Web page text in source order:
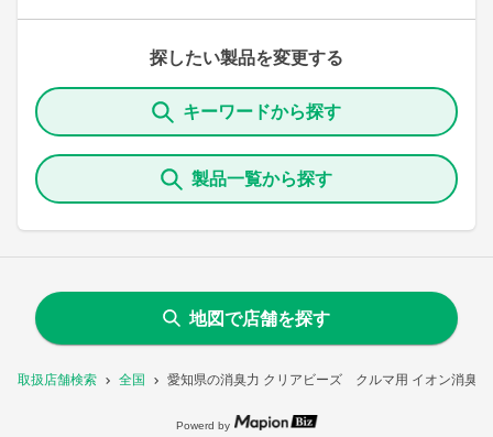
取扱店舗検索 全国 愛知県の消臭力 クリアビーズ クルマ用 イオン消臭
探したい製品を変更する
キーワードから探す
製品一覧から探す
地図で店舗を探す
Powerd by